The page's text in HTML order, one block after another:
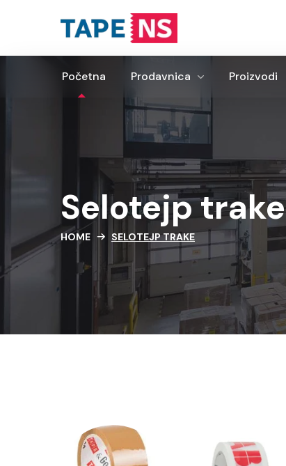
Početna Prodavnica Proizvodi
Početna Prodavnica
Selotejp trake
HOME SELOTEJP TRAKE
Selotejp trake